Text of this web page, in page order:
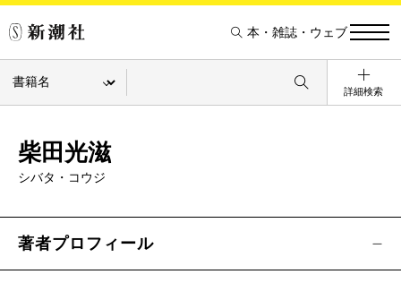
本・雑誌・ウェブ
詳細検索
柴田光滋
シバタ・コウジ
著者プロフィール